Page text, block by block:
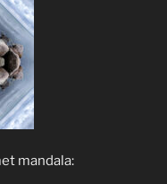
mandala: